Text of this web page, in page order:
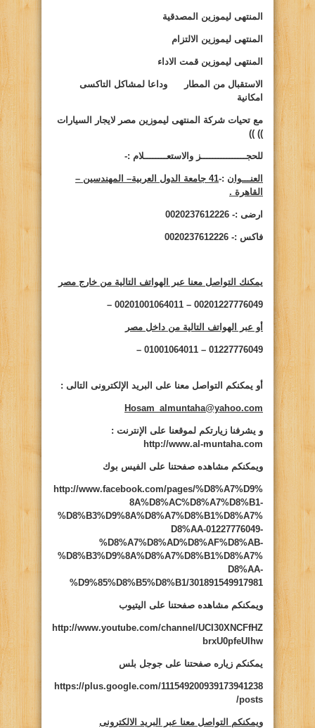
المنتهى ليموزين المصدقية
المنتهى ليموزين الالتزام
المنتهى ليموزين قمت الاداء
الاستقبال من المطار وداعا لمشاكل التاكسى
امكانية
مع تحيات شركة المنتهى ليموزين مصر لايجار السيارات
))
))
للحجــــــــــــــــز والاستعــــــــلام :-
العنـــوان :-
41 جامعة الدول العربية– المهندسين –
القاهرة .
ارضى :- 0020237612226
فاكس :- 0020237612226
يمكنك التواصل معنا عبر الهواتف التالية من خارج مصر
00201227776049 – 00201001064011 –
أو عبر الهواتف التالية من داخل مصر
01227776049 – 01001064011 –
أو يمكنكم التواصل معنا على البريد الإلكترونى التالى :
Hosam_almuntaha@yahoo.com
و يشرفنا زيارتكم لموقعنا على الإنترنت :
http://www.al-muntaha.com
ويمكنكم مشاهده صفحتنا على الفيس بوك
http://www.facebook.com/pages/%D8%A7%D9%
8A%D8%AC%D8%A7%D8%B1-
%D8%B3%D9%8A%D8%A7%D8%B1%D8%A7%
D8%AA-01227776049-
%D8%A7%D8%AD%D8%AF%D8%AB-
%D8%B3%D9%8A%D8%A7%D8%B1%D8%A7%
D8%AA-
%D9%85%D8%B5%D8%B1/301891549917981
ويمكنكم مشاهده صفحتنا على اليتيوب
http://www.youtube.com/channel/UCI30XNCFfHZ
brxU0pfeUlhw
يمكنكم زياره صفحتنا على جوجل بلس
https://plus.google.com/111549200939173941238
/posts
ويمكنكم التواصل معنا عبر البريد الالكترونى